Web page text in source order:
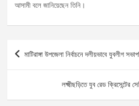
আসামী বলে জানিয়েছেন তিনি।
Post
মাটিরাঙ্গা উপজেলা নির্বাচনে দলীয়ভাবে যুবলীগ
লক্ষ্মীছড়িতে যুব রেড ক্রিসেন্টের